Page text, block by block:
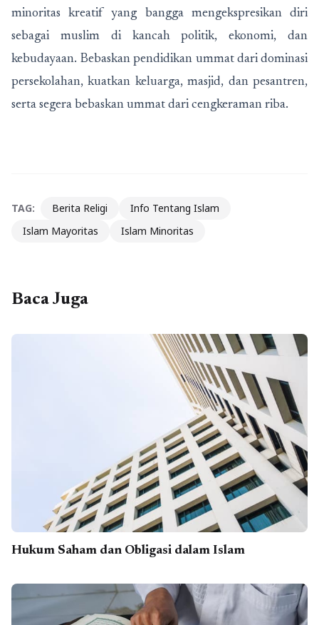
minoritas kreatif yang bangga mengekspresikan diri
sebagai muslim di kancah politik, ekonomi, dan
kebudayaan. Bebaskan pendidikan ummat dari dominasi
persekolahan, kuatkan keluarga, masjid, dan pesantren,
serta segera bebaskan ummat dari cengkeraman riba.
TAG: Berita Religi
Info Tentang Islam
Islam Mayoritas
Islam Minoritas
Baca Juga
Hukum Saham dan Obligasi dalam Islam